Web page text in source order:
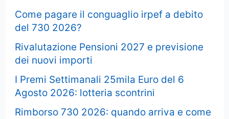
Come pagare il conguaglio irpef a debito
del 730 2026?
Rivalutazione Pensioni 2027 e previsione
dei nuovi importi
I Premi Settimanali 25mila Euro del 6
Agosto 2026: lotteria scontrini
Rimborso 730 2026: quando arriva e come